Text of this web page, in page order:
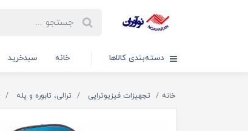
دسته‌بندی کالاها خانه سبدخرید
خانه تجهیزات فیزیوتراپی ترالی، تابوره و پله